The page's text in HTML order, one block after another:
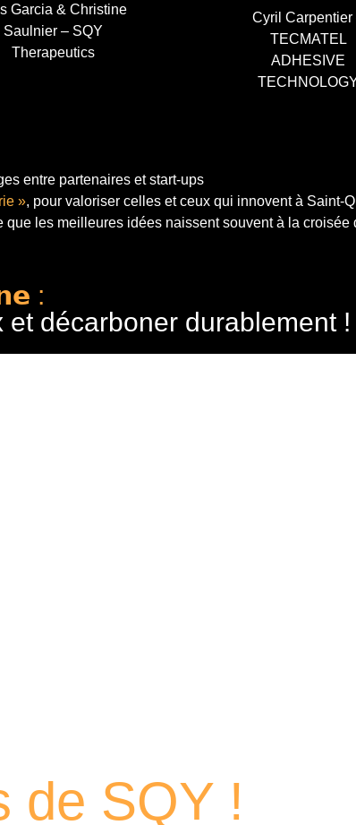
Garcia & Christine
Saulnier – SQY
Therapeutics
Cyril Carpentier
TECMATEL
ADHESIVE
entre partenaires et start-ups
», pour valoriser celles et ceux qui innovent à Saint-
que les meilleures idées naissent souvent à la croisée
:
décarboner durablement !
de SQY !